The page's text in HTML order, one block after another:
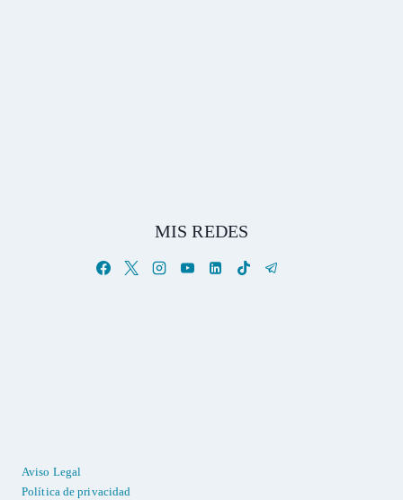
MIS REDES
Aviso Legal
Política de privacidad